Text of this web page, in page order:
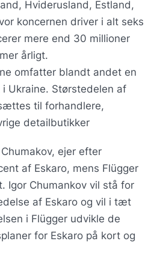
Hviderusland, Estland,
koncernen driver i alt seks
mere end 30 millioner
årligt.
omfatter blandt andet en
Ukraine. Størstedelen af
til forhandlere,
detailbutikker
ejer efter
af Eskaro, mens Flügger
Igor Chumankov vil stå for
af Eskaro og vil i tæt
i Flügger udvikle de
for Eskaro på kort og